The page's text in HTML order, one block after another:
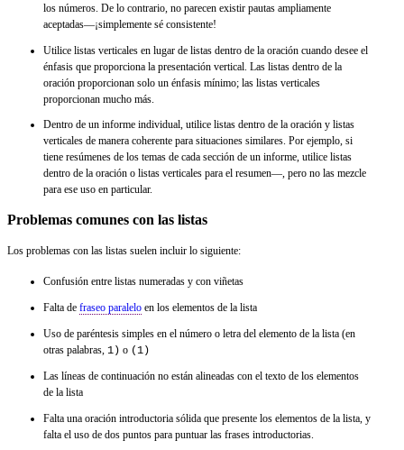
los números. De lo contrario, no parecen existir pautas ampliamente
aceptadas—¡simplemente sé consistente!
Utilice listas verticales en lugar de listas dentro de la oración cuando desee el
énfasis que proporciona la presentación vertical. Las listas dentro de la
oración proporcionan solo un énfasis mínimo; las listas verticales
proporcionan mucho más.
Dentro de un informe individual, utilice listas dentro de la oración y listas
verticales de manera coherente para situaciones similares. Por ejemplo, si
tiene resúmenes de los temas de cada sección de un informe, utilice listas
dentro de la oración o listas verticales para el resumen—, pero no las mezcle
para ese uso en particular.
Problemas comunes con las listas
Los problemas con las listas suelen incluir lo siguiente:
Confusión entre listas numeradas y con viñetas
Falta de fraseo paralelo en los elementos de la lista
Uso de paréntesis simples en el número o letra del elemento de la lista (en
otras palabras, 1) o (1)
Las líneas de continuación no están alineadas con el texto de los elementos
de la lista
Falta una oración introductoria sólida que presente los elementos de la lista, y
falta el uso de dos puntos para puntuar las frases introductorias.